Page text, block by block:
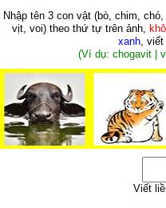
Nhập tên 3 con vật (bò, chim,
vịt, voi)theo thứ tự trên ảnh,
xanh, viết
(Ví dụ: chogavit |
Viết